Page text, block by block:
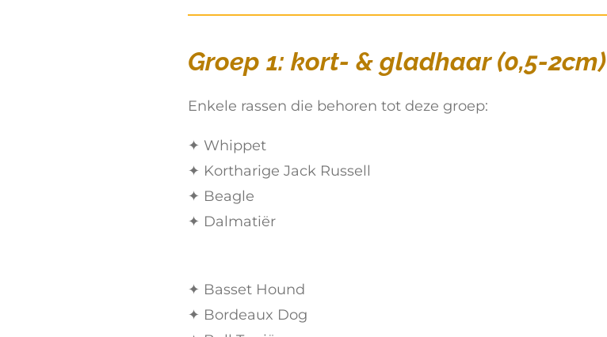
Groep 1: kort- & gladhaar (0,5-2cm)
Enkele rassen die behoren tot deze groep:
✦ Whippet
✦ Kortharige Jack Russell
✦ Beagle
✦ Dalmatiër
✦ Basset Hound
✦ Bordeaux Dog